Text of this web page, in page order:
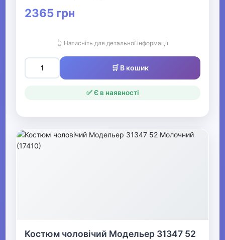
2365 грн
👆 Натисніть для детальної інформації
🛒 В кошик
✅ Є в наявності
Костюм чоловічий Модельер 31347 52